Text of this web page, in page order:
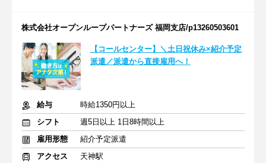
株式会社オープンループパートナーズ 福岡支店/p13260503601
【コールセンター】＼土日祝休み×紹介予定
派遣／派遣から直接雇用へ！
給与
時給1350円以上
シフト
週5日以上 1日8時間以上
雇用形態
紹介予定派遣
アクセス
天神駅